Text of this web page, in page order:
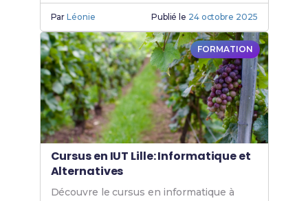
besoins. Rejoins l'IUT Anglet
Informatique.
ParLéonie Publié le 24 octobre 2025
FORMATION
Cursus en IUT Lille: Informatique et
Alternatives
Découvre le cursus en informatique à